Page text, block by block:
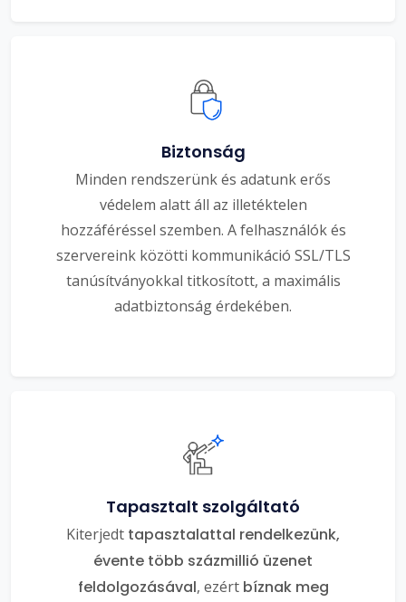
Biztonság
Minden rendszerünk és adatunk erős
védelem alatt áll az illetéktelen
hozzáféréssel szemben. A felhasználók és
szervereink közötti kommunikáció SSL/TLS
tanúsítványokkal titkosított, a maximális
adatbiztonság érdekében.
Tapasztalt szolgáltató
Kiterjedt tapasztalattal rendelkezünk,
évente több százmillió üzenet
feldolgozásával, ezért bíznak meg